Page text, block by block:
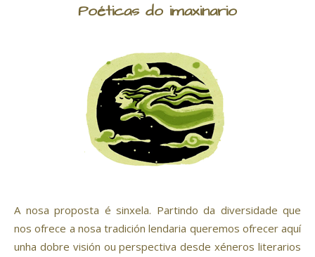
Poéticas do imaxinario
A nosa proposta é sinxela. Partindo da diversidade que
nos ofrece a nosa tradición lendaria queremos ofrecer aquí
unha dobre visión ou perspectiva desde xéneros literarios